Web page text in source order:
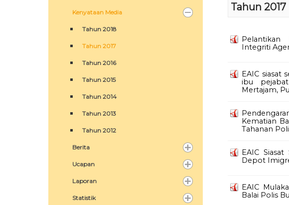
Kenyataan Media
Tahun 2018
Tahun 2017
Tahun 2016
Tahun 2015
Tahun 2014
Tahun 2013
Tahun 2012
Berita
Ucapan
Laporan
Statistik
Tahun 2017
Pelantikan
Integriti
EAIC siasat
ibu
Mertajam,
Kematian
Tahanan
EAIC
Depot
EAIC
Balai Polis